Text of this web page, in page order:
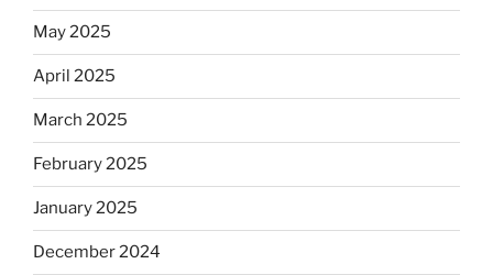
May 2025
April 2025
March 2025
February 2025
January 2025
December 2024